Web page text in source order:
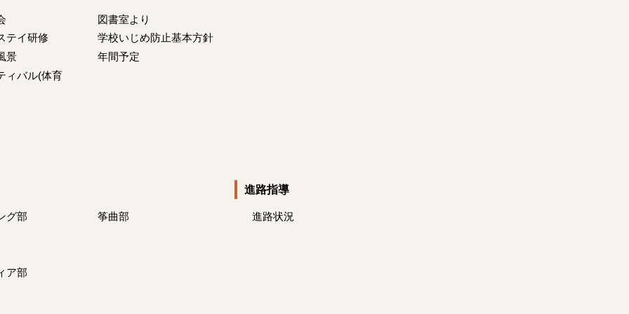
テイ研修
景
ィバル(体育
図書室より
学校いじめ防止基本方針
年間予定
グ部
ア部
筝曲部
進路指導
進路状況